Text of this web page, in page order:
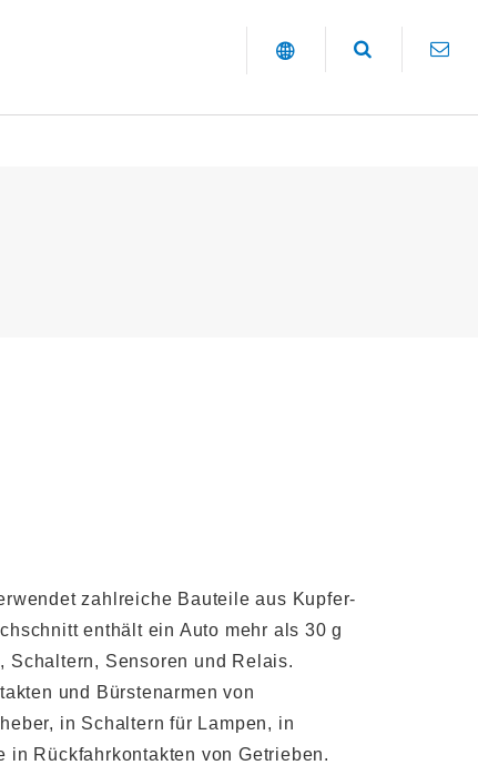
zahlreiche Bauteile aus Kupfer-
enthält ein Auto mehr als 30 g
Schaltern, Sensoren und Relais.
und Bürstenarmen von
in Schaltern für Lampen, in
in Rückfahrkontakten von Getrieben.